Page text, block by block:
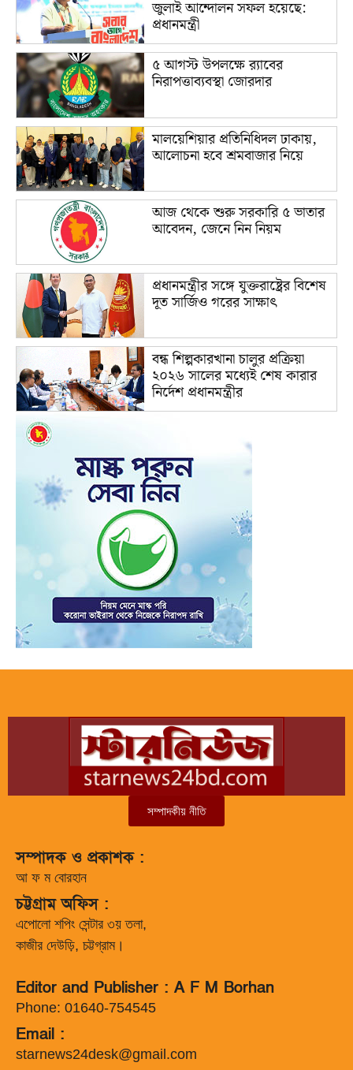
জুলাই আন্দোলন সফল হয়েছে:
প্রধানমন্ত্রী
৫ আগস্ট উপলক্ষে র‌্যাবের
নিরাপত্তাব্যবস্থা জোরদার
মালয়েশিয়ার প্রতিনিধিদল ঢাকায়,
আলোচনা হবে শ্রমবাজার নিয়ে
আজ থেকে শুরু সরকারি ৫ ভাতার
আবেদন, জেনে নিন নিয়ম
প্রধানমন্ত্রীর সঙ্গে যুক্তরাষ্ট্রের বিশেষ
দূত সার্জিও গরের সাক্ষাৎ
বন্ধ শিল্পকারখানা চালুর প্রক্রিয়া
২০২৬ সালের মধ্যেই শেষ কারার
নির্দেশ প্রধানমন্ত্রীর
সম্পাদকীয় নীতি
সম্পাদক ও প্রকাশক :
আ ফ ম বোরহান
চট্টগ্রাম অফিস :
এপোলো শপিং সেন্টার ৩য় তলা,
কাজীর দেউড়ি, চট্টগ্রাম।
Editor and Publisher : A F M Borhan
Phone: 01640-754545
Email :
starnews24desk@gmail.com